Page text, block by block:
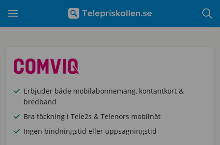
Erbjuder både mobilabonnemang, kontantkort &
bredband
Bra täckning i Tele2s & Telenors mobilnät
Ingen bindningstid eller uppsägningstid